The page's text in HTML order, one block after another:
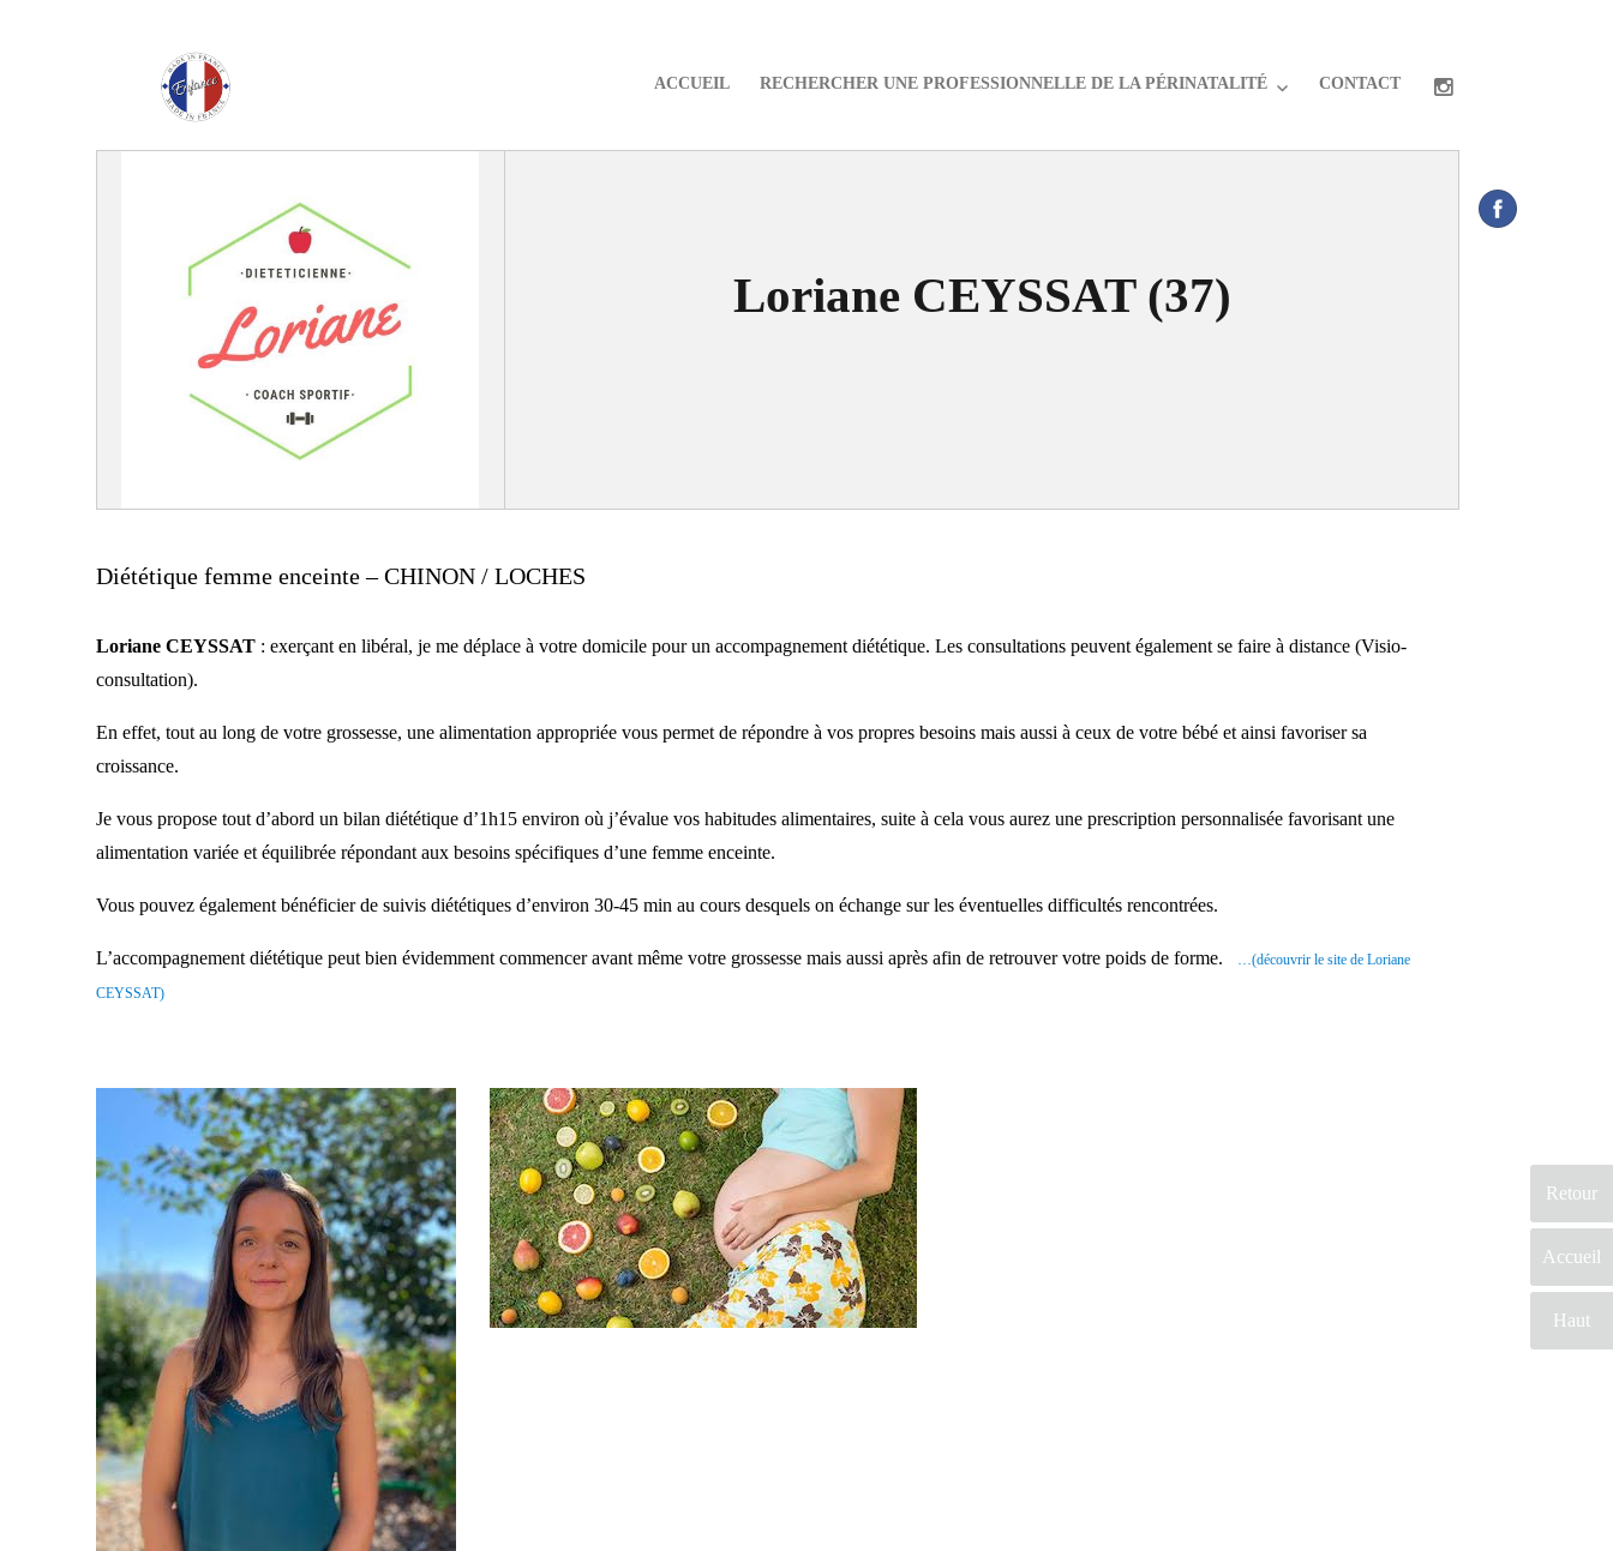
Enfance Made in France
ACCUEIL RECHERCHER UNE PROFESSIONNELLE DE LA PÉRINATALITÉ CONTACT
Retour
Accueil
Haut
Loriane CEYSSAT (37)
Diététique femme enceinte –CHINON / LOCHES
Loriane CEYSSAT : exerçant en libéral, je me déplace à votre domicile pour un accompagnement diététique. Les consultations peuvent également se faire à distance (Visio-
consultation).
En effet, tout au long de votre grossesse, une alimentation appropriée vous permet de répondre à vos propres besoins mais aussi à ceux de votre bébé et ainsi favoriser sa
croissance.
Je vous propose tout d’abord un bilan diététique d’1h15 environ où j’évalue vos habitudes alimentaires, suite à cela vous aurez une prescription personnalisée favorisant une
alimentation variée et équilibrée répondant aux besoins spécifiques d’une femme enceinte.
Vous pouvez également bénéficier de suivis diététiques d’environ 30-45 min au cours desquels on échange sur les éventuelles difficultés rencontrées.
L’accompagnement diététique peut bien évidemment commencer avant même votre grossesse mais aussi après afin de retrouver votre poids de forme.
…(découvrir le site de Loriane
CEYSSAT)